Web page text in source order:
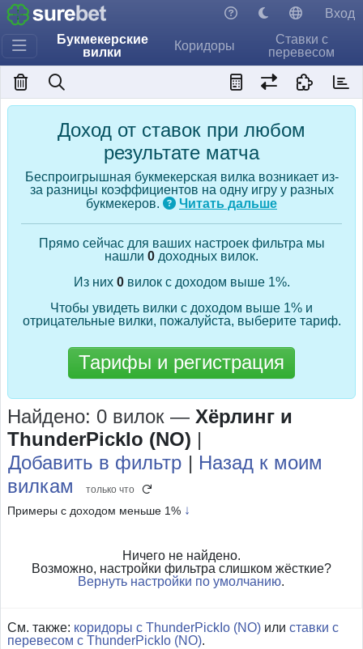
Букмекерские
вилки
Коридоры
Ставки с
перевесом
Вход
Доход от ставок при любом
результате матча
Беспроигрышная букмекерская вилка возникает из-
за разницы коэффициентов на одну игру у разных
букмекеров.
Читать дальше
Прямо сейчас для ваших настроек фильтра мы
нашли 0 доходных вилок.
Из них 0вилок с доходом выше 1%.
Чтобы увидеть вилки с доходом выше 1% и
отрицательные вилки, пожалуйста, выберите тариф.
Тарифы и регистрация
Найдено: 0 вилок — Хёрлинг и
ThunderPickIo (NO) |
Добавить в фильтр | Назад к моим
вилкам
только что
Примеры с доходом меньше 1% ↓
Ничего не найдено.
Возможно, настройки фильтра слишком жёсткие?
Вернуть настройки по умолчанию.
См. также: коридоры с ThunderPickIo (NO) или ставки с
перевесом с ThunderPickIo (NO).